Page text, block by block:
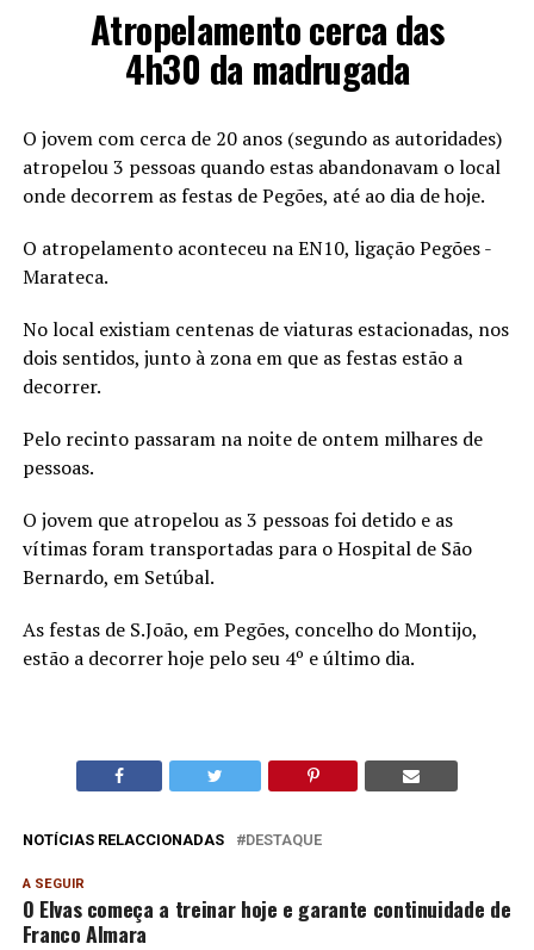
Atropelamento cerca das
4h30 da madrugada
O jovem com cerca de 20 anos (segundo as autoridades)
atropelou 3 pessoas quando estas abandonavam o local
onde decorrem as festas de Pegões, até ao dia de hoje.
O atropelamento aconteceu na EN10, ligação Pegões -
Marateca.
No local existiam centenas de viaturas estacionadas, nos
dois sentidos, junto à zona em que as festas estão a
decorrer.
Pelo recinto passaram na noite de ontem milhares de
pessoas.
O jovem que atropelou as 3 pessoas foi detido e as
vítimas foram transportadas para o Hospital de São
Bernardo, em Setúbal.
As festas de S.João, em Pegões, concelho do Montijo,
estão a decorrer hoje pelo seu 4º e último dia.
NOTÍCIAS RELACCIONADAS DESTAQUE
A SEGUIR
O Elvas começa a treinar hoje e garante continuidade de
Franco Almara